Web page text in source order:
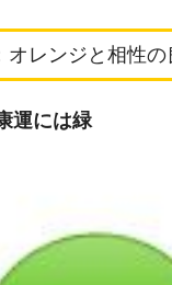
オレンジと相性
運には緑